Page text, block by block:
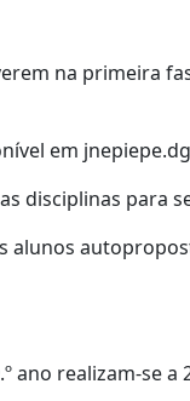
na primeira
em
disciplinas para
alunos
ano realizam-se a